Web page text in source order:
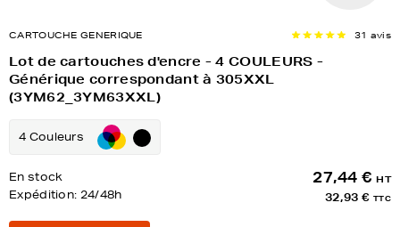
CARTOUCHE GENERIQUE 31 avis
Lot de cartouches d'encre - 4 COULEURS -
Générique correspondant à 305XXL
(3YM62_3YM63XXL)
4 Couleurs
En stock
Expédition: 24/48h
27,44 € HT
32,93 € TTC